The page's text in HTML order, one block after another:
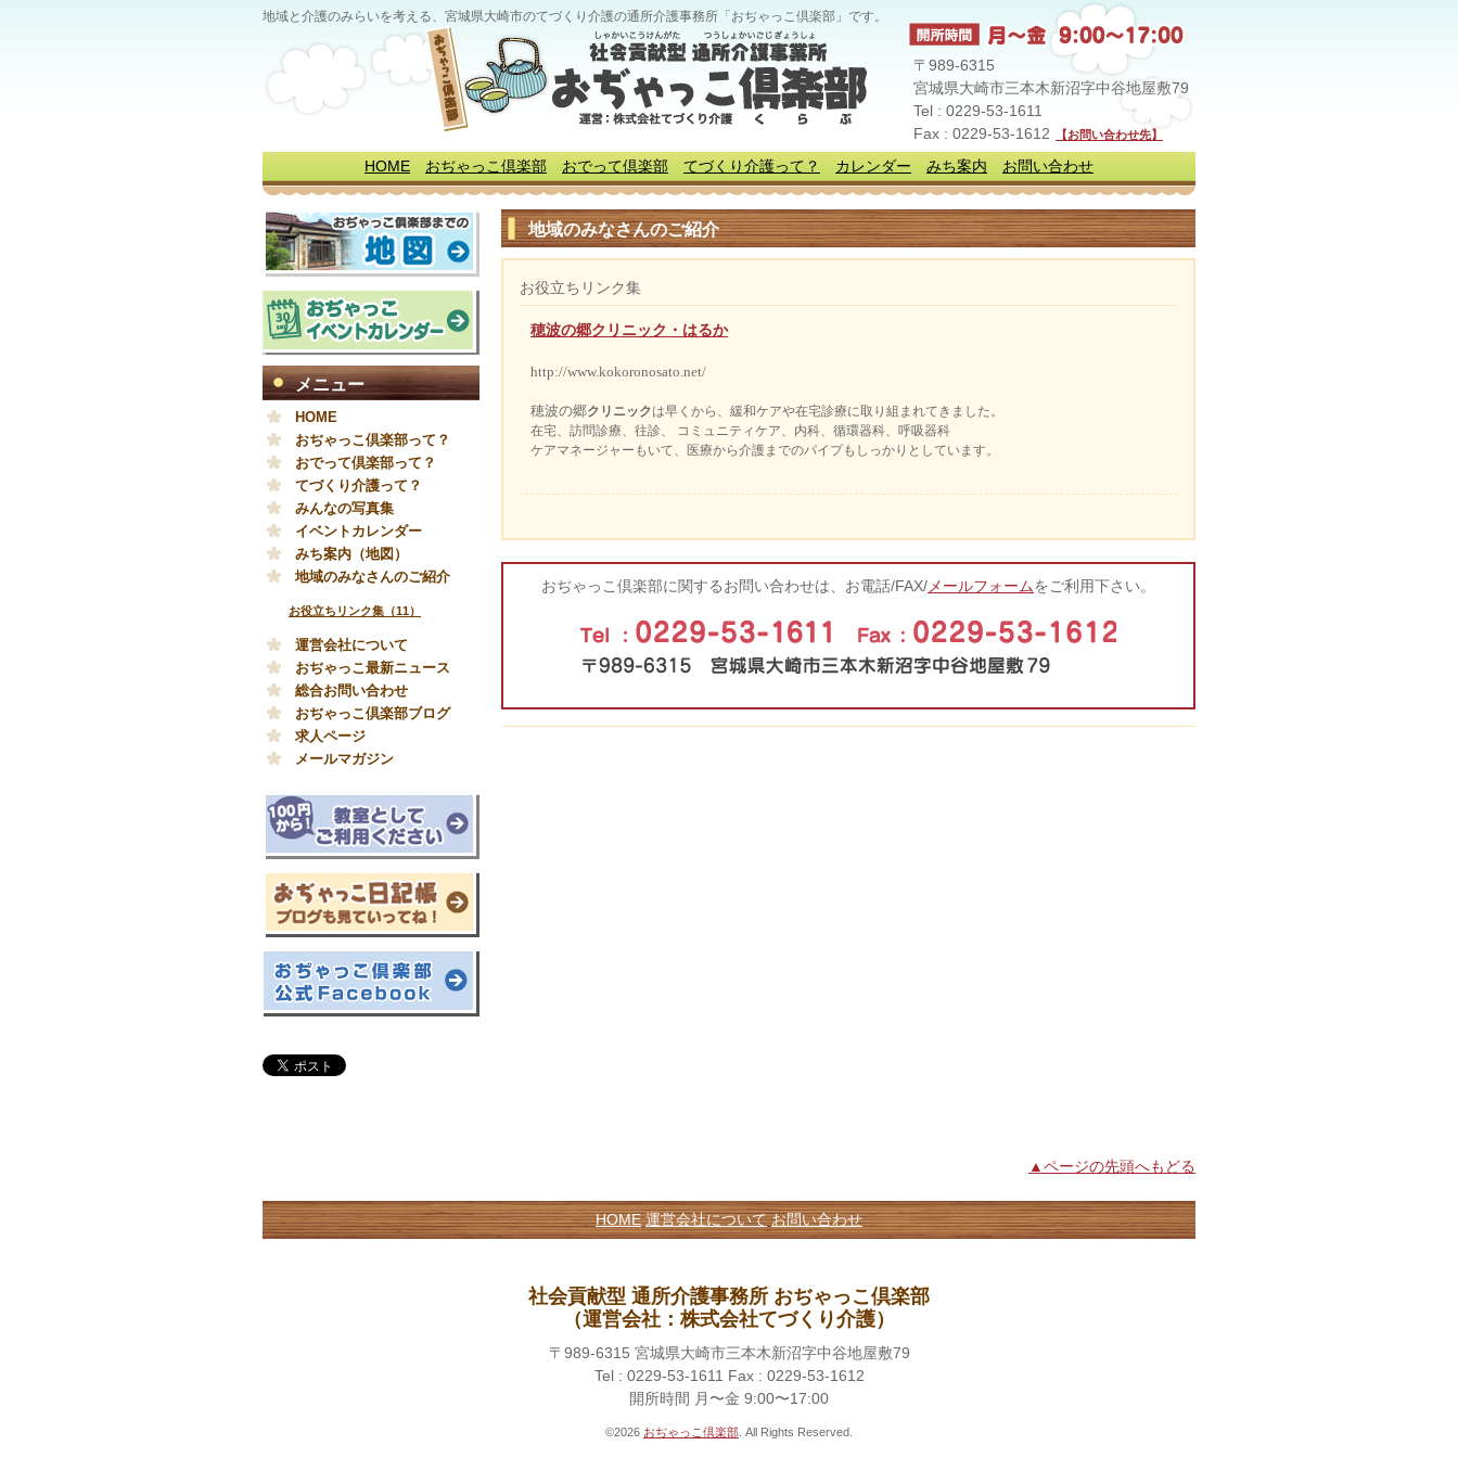
〒989-6315
宮城県大崎市三本木新沼字中谷地屋敷79
Tel : 0229-53-1611
Fax : 0229-53-1612
【お問い合わせ先】
地域と介護のみらいを考える、宮城県大崎市のてづくり介護の通所介護事務所「おぢゃっこ倶楽部」です。
HOME おぢゃっこ倶楽部 おでって倶楽部 てづくり介護って？ カレンダー みち案内 お問い合わせ
地域のみなさんのご紹介
お役立ちリンク集
穂波の郷クリニック・はるか
http://www.kokoronosato.net/
穂波の郷クリニックは早くから、緩和ケアや在宅診療に取り組まれてきました。
在宅、訪問診療、往診、 コミュニティケア、内科、循環器科、呼吸器科
ケアマネージャーもいて、医療から介護までのパイプもしっかりとしています。
おぢゃっこ倶楽部に関するお問い合わせは、お電話/FAX/ メールフォームをご利用下さい。
メニュー
HOME
おぢゃっこ倶楽部って？
おでって倶楽部って？
てづくり介護って？
みんなの写真集
イベントカレンダー
みち案内（地図）
地域のみなさんのご紹介
お役立ちリンク集（11）
運営会社について
おぢゃっこ最新ニュース
総合お問い合わせ
おぢゃっこ倶楽部ブログ
求人ページ
メールマガジン
▲ページの先頭へもどる
HOME 運営会社について お問い合わせ
社会貢献型 通所介護事務所 おぢゃっこ倶楽部
（運営会社：株式会社てづくり介護）
〒989-6315 宮城県大崎市三本木新沼字中谷地屋敷79
Tel : 0229-53-1611 Fax : 0229-53-1612
開所時間 月〜金 9:00〜17:00
©2026 おぢゃっこ倶楽部 . All Rights Reserved.